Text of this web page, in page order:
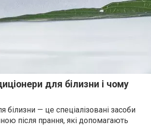
для білизни і чому
білизни — це спеціалізовані засоби
після прання, які допомагають